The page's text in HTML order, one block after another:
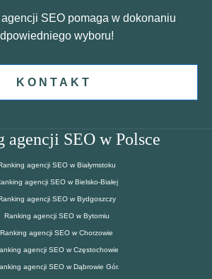
SEO pomaga w dokonaniu
wyboru!
KONTAKT
agencji SEO w Polsce
agencji SEO w Białymstoku
agencji SEO w Bielsko-Białej
agencji SEO w Bydgoszczy
Ranking agencji SEO w Bytomiu
Ranking agencji SEO w Chorzowie
agencji SEO w Częstochowie
agencji SEO w Dąbrowie Gór.